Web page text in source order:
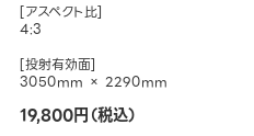
[アスペクト比]
4:3
[投射有効面]
3050mm × 2290mm
19,800円（税込）